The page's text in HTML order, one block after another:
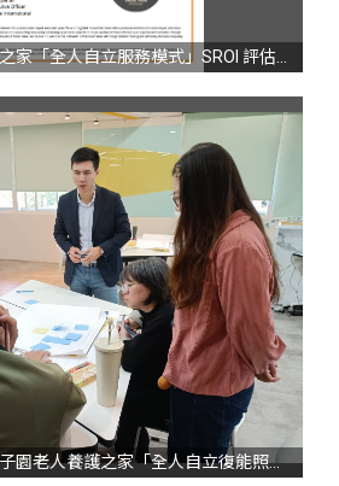
屏東椰子園老人養護之家「全人自立服務模式」SROI 評估報告認證
連佑德憑藉屏東縣椰子園老人養護之家「全人自立復能照護模式」之影響力評估成果，取得 AP3 高階執業師資格，展現台灣在 SROI 專業實務上的能量。圖為連佑德顧問到學校輔導